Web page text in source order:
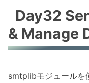
Day32
& Manage
smtplibモジュールを